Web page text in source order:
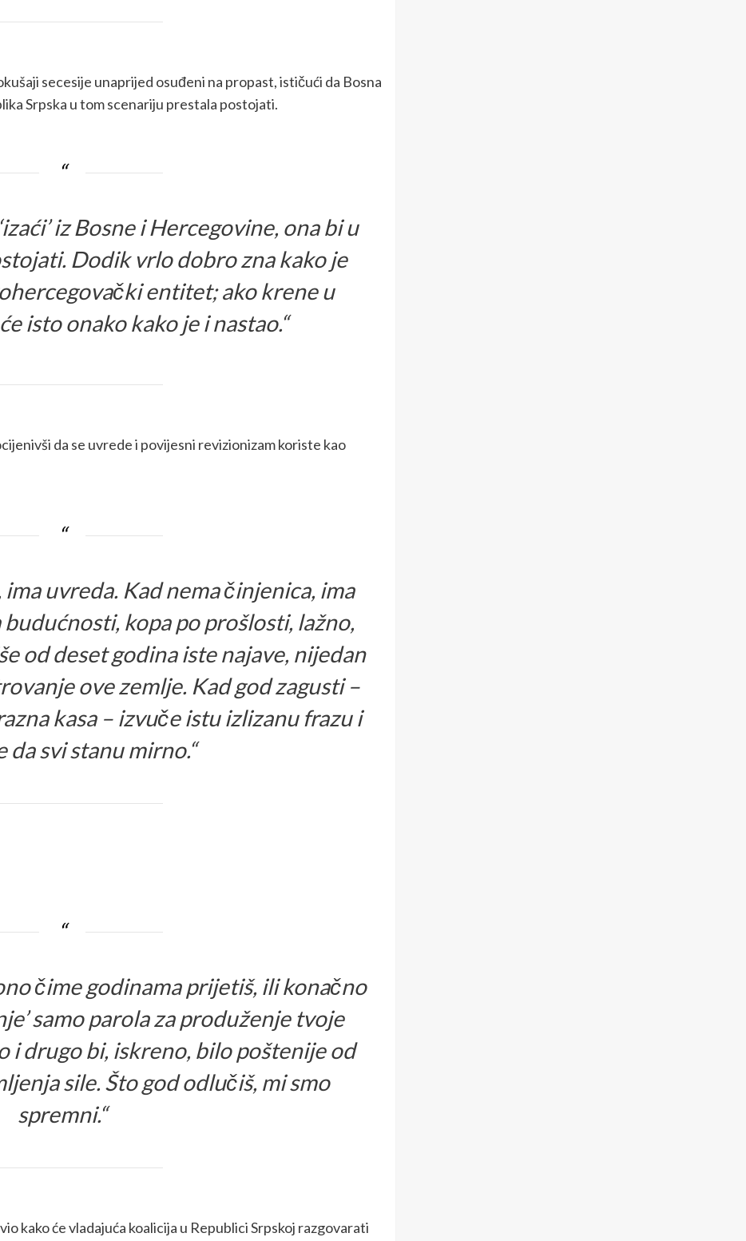
secesije unaprijed osuđeni na propast, ističući da Bosna
Srpska u tom scenariju prestala postojati.
iz Bosne i Hercegovine, ona bi u
Dodik vrlo dobro zna kako je
entitet; ako krene u
isto onako kako je i nastao.“
da se uvrede i povijesni revizionizam koriste kao
uvreda. Kad nema činjenica, ima
kopa po prošlosti, lažno,
od deset godina iste najave, nijedan
ove zemlje. Kad god zagusti –
kasa – izvuče istu izlizanu frazu i
da svi stanu mirno.“
čime godinama prijetiš, ili konačno
samo parola za produženje tvoje
i drugo bi, iskreno, bilo poštenije od
sile. Što god odlučiš, mi smo
spremni.“
kako će vladajuća koalicija u Republici Srpskoj razgovarati